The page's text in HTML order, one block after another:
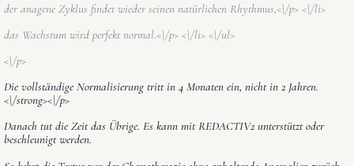
der anagene Zyklus findet wieder seinen natürlichen Rhythmus,<\/p> <\/li>
das Wachstum wird perfekt normal.<\/p> <\/li> <\/ul>
<\/p>
Die vollständige Normalisierung tritt in 4 Monaten ein, nicht in 2 Jahren.
<\/strong><\/p>
Danach tut die Zeit das Übrige. Es kann mit REDACTIV2 unterstützt oder
beschleunigt werden.